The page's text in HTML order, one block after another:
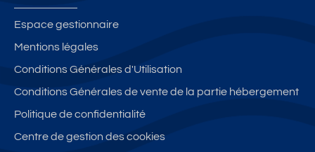
Espace gestionnaire
Mentions légales
Conditions Générales d'Utilisation
Conditions Générales de vente de la partie hébergement
Politique de confidentialité
Centre de gestion des cookies